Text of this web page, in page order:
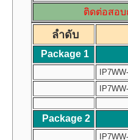
ติดต่อสอบ
ลำดับ
Package 1
Package 2